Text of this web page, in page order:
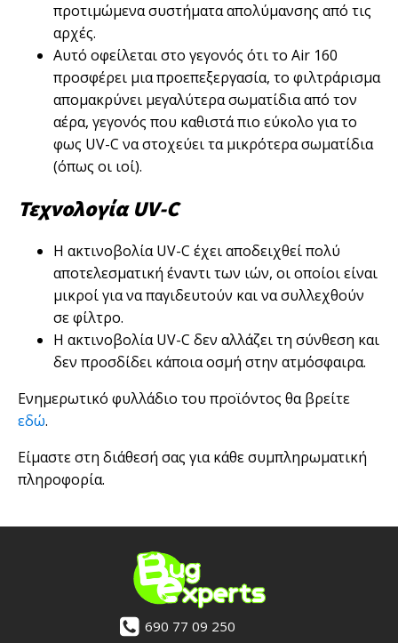
προτιμώμενα συστήματα απολύμανσης από τις
αρχές.
Αυτό οφείλεται στο γεγονός ότι το Air 160
προσφέρει μια προεπεξεργασία, το φιλτράρισμα
απομακρύνει μεγαλύτερα σωματίδια από τον
αέρα, γεγονός που καθιστά πιο εύκολο για το
φως UV-C να στοχεύει τα μικρότερα σωματίδια
(όπως οι ιοί).
ΤεχνολογίαUV-C
Η ακτινοβολία UV-C έχει αποδειχθεί πολύ
αποτελεσματική έναντι των ιών, οι οποίοι είναι
μικροί για να παγιδευτούν και να συλλεχθούν
σε φίλτρο.
Η ακτινοβολία UV-C δεν αλλάζει τη σύνθεση και
δεν προσδίδει κάποια οσμή στην ατμόσφαιρα.
Ενημερωτικό φυλλάδιο του προϊόντος θα βρείτε
εδώ.
Είμαστε στη διάθεσή σας για κάθε συμπληρωματική
πληροφορία.
690 77 09 250